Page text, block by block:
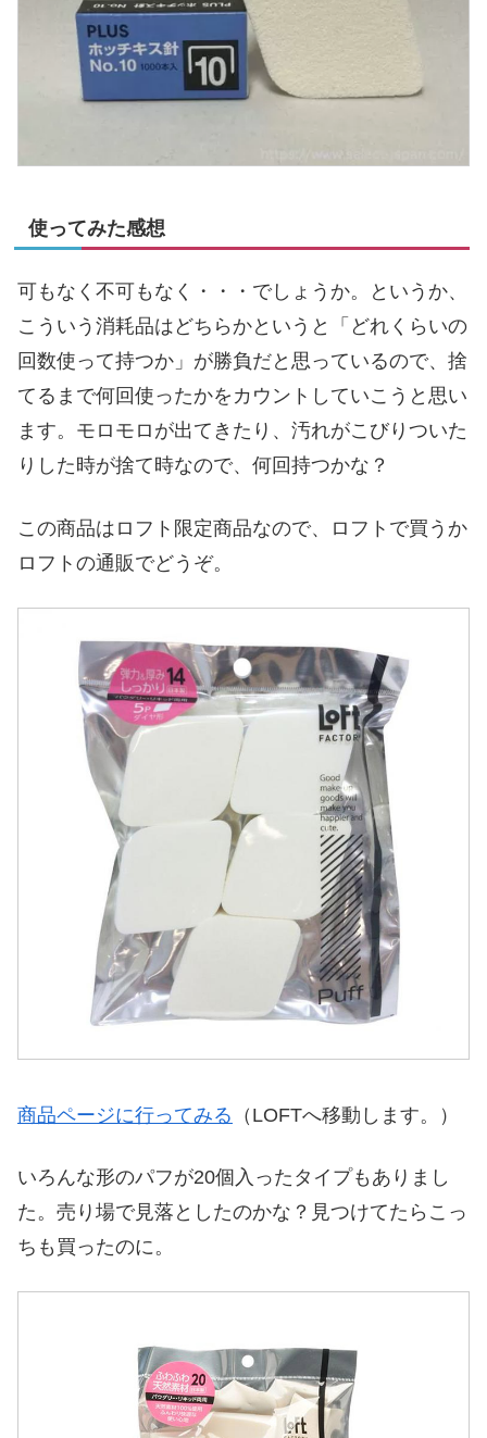
使ってみた感想
可もなく不可もなく・・・でしょうか。というか、
こういう消耗品はどちらかというと「どれくらいの
回数使って持つか」が勝負だと思っているので、捨
てるまで何回使ったかをカウントしていこうと思い
ます。モロモロが出てきたり、汚れがこびりついた
りした時が捨て時なので、何回持つかな？
この商品はロフト限定商品なので、ロフトで買うか
ロフトの通販でどうぞ。
商品ページに行ってみる （LOFTへ移動します。）
いろんな形のパフが20個入ったタイプもありまし
た。売り場で見落としたのかな？見つけてたらこっ
ちも買ったのに。